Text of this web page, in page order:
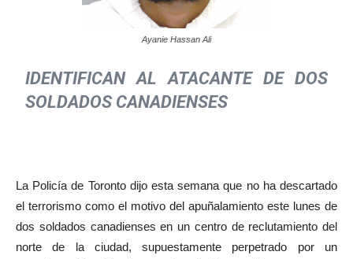
Ayanie Hassan Ali
IDENTIFICAN AL ATACANTE DE DOS
SOLDADOS CANADIENSES
La Policía de Toronto dijo esta semana que no ha descartado
el terrorismo como el motivo del apuñalamiento este lunes de
dos soldados canadienses en un centro de reclutamiento del
norte de la ciudad, supuestamente perpetrado por un